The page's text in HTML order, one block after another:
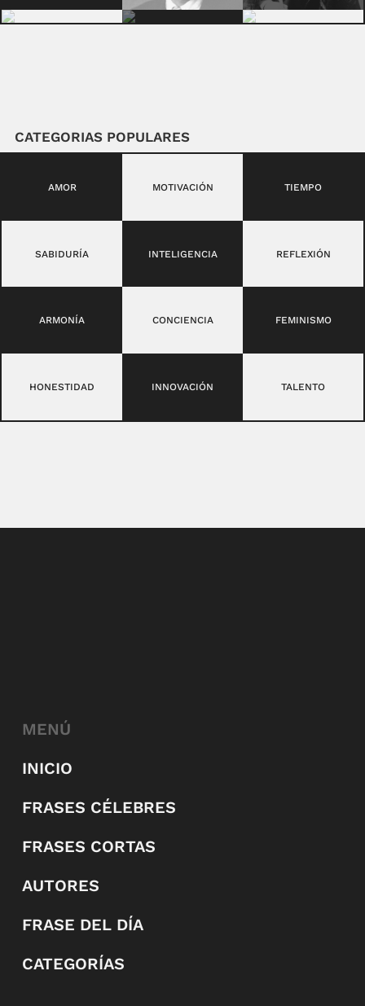
CATEGORIAS POPULARES
AMOR MOTIVACIÓN TIEMPO
SABIDURÍA INTELIGENCIA REFLEXIÓN
ARMONÍA CONCIENCIA FEMINISMO
HONESTIDAD INNOVACIÓN TALENTO
MENÚ
INICIO
FRASES CÉLEBRES
FRASES CORTAS
AUTORES
FRASE DEL DÍA
CATEGORÍAS